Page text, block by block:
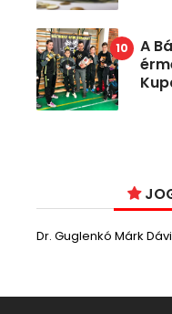
A
Dr. Guglenkó Márk